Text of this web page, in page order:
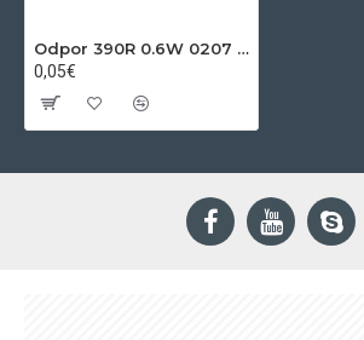
Odpor 390R 0.6W 0207 1% 50ppm R
0,05€